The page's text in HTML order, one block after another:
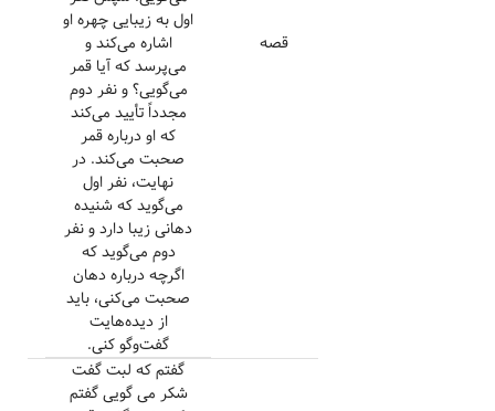
قصه
اول به زیبایی چهره او
اشاره می‌کند و
می‌پرسد که آیا قمر
می‌گویی؟ و نفر دوم
مجدداً تأیید می‌کند
که او درباره قمر
صحبت می‌کند. در
نهایت، نفر اول
می‌گوید که شنیده
دهانی زیبا دارد و نفر
دوم می‌گوید که
اگرچه درباره دهان
صحبت می‌کنی، باید
از دیده‌هایت
گفت‌و‌گو کنی.
گفتم که لبت گفت
شکر می گویی گفتم